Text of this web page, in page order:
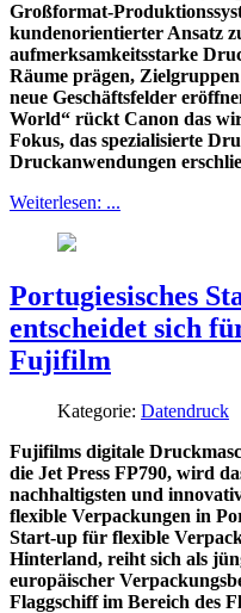
Großformat-
kundenorientierter Ansatz
aufmerksamkeitsstarke
Räume prägen,
neue Geschäftsfelder
World“ rückt Canon das
Fokus, das spezialisierte
Druckanwendungen
Weiterlesen: ...
Portugiesisches
entscheidet sich
Fujifilm
Kategorie: Datendruck
Fujifilms digitale
die Jet Press FP790, wird
nachhaltigsten und
flexible Verpackungen in
Start-up für flexible
Hinterland, reiht sich als
europäischer
Flaggschiff im Bereich des